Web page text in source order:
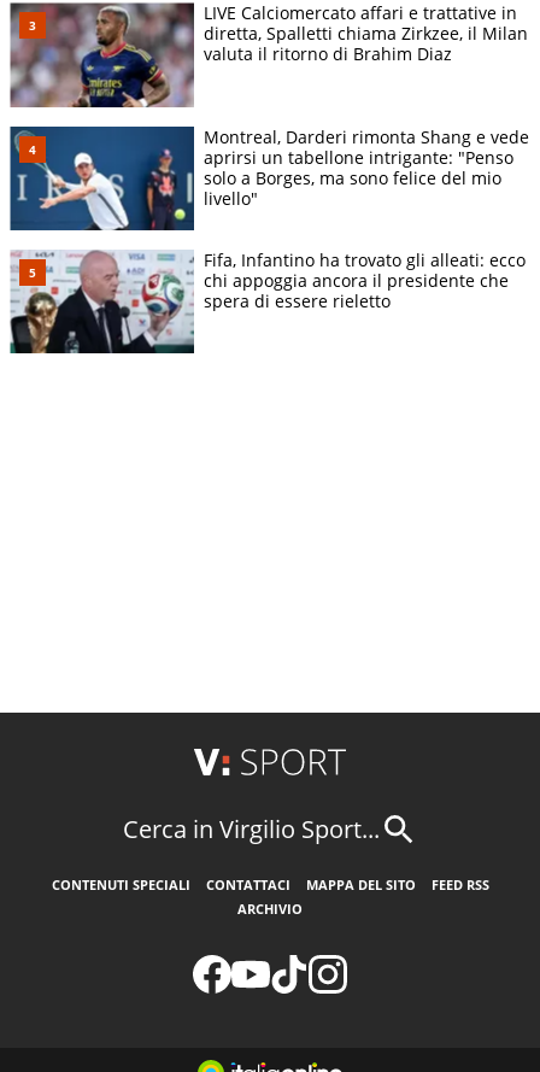
LIVE Calciomercato affari e trattative in
diretta, Spalletti chiama Zirkzee, il Milan
valuta il ritorno di Brahim Diaz
Montreal, Darderi rimonta Shang e vede
aprirsi un tabellone intrigante: "Penso
solo a Borges, ma sono felice del mio
livello"
Fifa, Infantino ha trovato gli alleati: ecco
chi appoggia ancora il presidente che
spera di essere rieletto
Cerca in Virgilio Sport...
CONTENUTI SPECIALI CONTATTACI MAPPA DEL SITO
FEED RSS
ARCHIVIO